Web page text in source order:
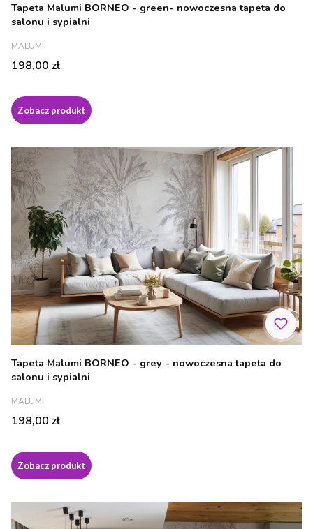
Tapeta Malumi BORNEO - green- nowoczesna tapeta do
salonu i sypialni
PRODUCENT
MALUMI
Cena
198,00 zł
Zobacz produkt
Tapeta Malumi BORNEO - grey - nowoczesna tapeta do
salonu i sypialni
PRODUCENT
MALUMI
Cena
198,00 zł
Zobacz produkt